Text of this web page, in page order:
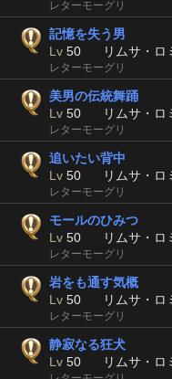
レターモーグリ
記憶を失う男
Lv 50 リムサ・ロ
レターモーグリ
美男の伝統舞踊
Lv 50 リムサ・ロ
レターモーグリ
追いたい背中
Lv 50 リムサ・ロ
レターモーグリ
モールのひみつ
Lv 50 リムサ・ロ
レターモーグリ
岩をも通す気概
Lv 50 リムサ・ロ
レターモーグリ
静寂なる狂犬
Lv 50 リムサ・ロ